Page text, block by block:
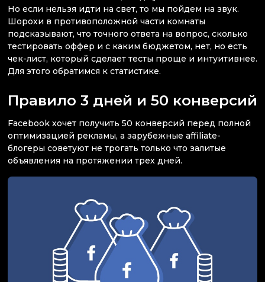
Но если нельзя идти на свет, то мы пойдем на звук.
Шорохи в противоположной части комнаты
подсказывают, что точного ответа на вопрос, сколько
тестировать оффер и с каким бюджетом, нет, но есть
чек-лист, который сделает тесты проще и интуитивнее.
Для этого обратимся к статистике.
Правило 3 дней и 50 конверсий
Facebook хочет получить 50 конверсий перед полной
оптимизацией рекламы, а зарубежные affiliate-
блогеры советуют не трогать только что залитые
объявления на протяжении трех дней.